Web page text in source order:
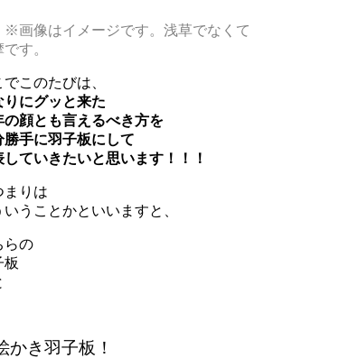
※画像はイメージです。浅草でなくて
す。
このたびは、
りにグッと来た
の顔とも言えるべき方を
勝手に羽子板にして
していきたいと思います！！！
りは
いうことかといいますと、
らの
板
かき羽子板！